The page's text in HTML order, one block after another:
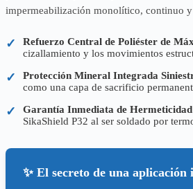
impermeabilización monolítico, continuo
✓ Refuerzo Central de Poliéster de
cizallamiento y los movimientos
✓ Protección Mineral Integrada
como una capa de sacrificio
✓ Garantía Inmediata de
SikaShield P32 al ser soldado por
✨ El secreto de una aplicación